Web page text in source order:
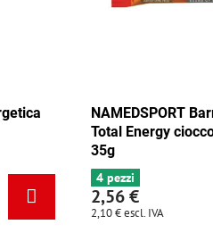
NAMEDSPORT
Total Energy
35g
4 pezzi
2,56 €
2,10 €escl. IVA